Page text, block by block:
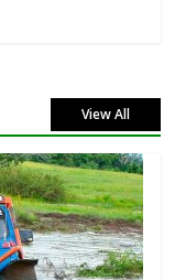
View All